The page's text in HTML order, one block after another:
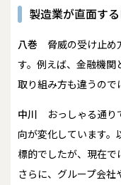
製造業が直面す
八巻
脅威の受け止め
す。例えば、金融機関
取り組み方も違うので
中川
おっしゃる通
向が変化しています
標的でしたが、現在で
さらに、グループ会